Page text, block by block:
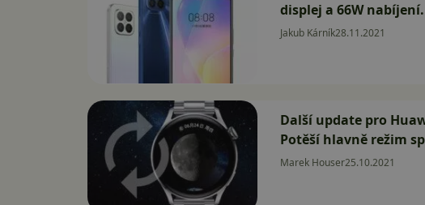
displej a 66W
Jakub Kárník28.11.2021
Další update pro
Potěší hlavně režim
Marek Houser25.10.2021